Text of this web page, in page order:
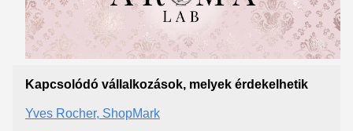
Kapcsolódó vállalkozások, melyek érdekelhetik
Yves Rocher, ShopMark